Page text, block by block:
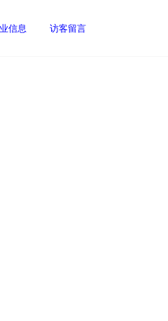
信息 访客留言